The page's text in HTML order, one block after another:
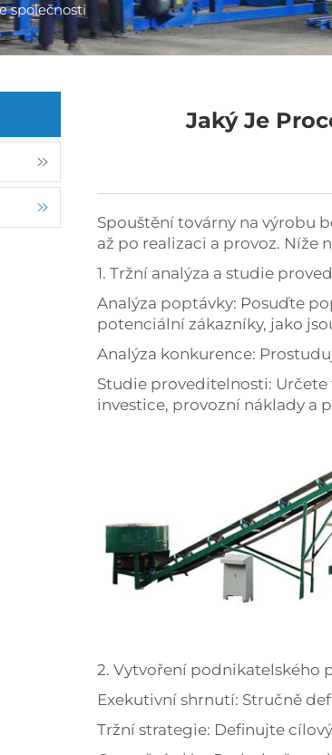
společnosti
Jaký Je
Spouštění továrny na výrobu
až po realizaci a provoz. Níže
1. Tržní analýza a studie
Analýza poptávky: Posuďte
potenciální zákazníky, jako
Analýza konkurence:
Studie proveditelnosti:
investice, provozní náklady a
2. Vytvoření podnikatelského
Exekutivní shrnutí: Stručně
Tržní strategie: Definujte